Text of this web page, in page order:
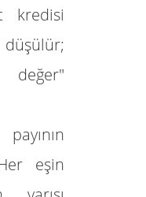
kredisi
eşin